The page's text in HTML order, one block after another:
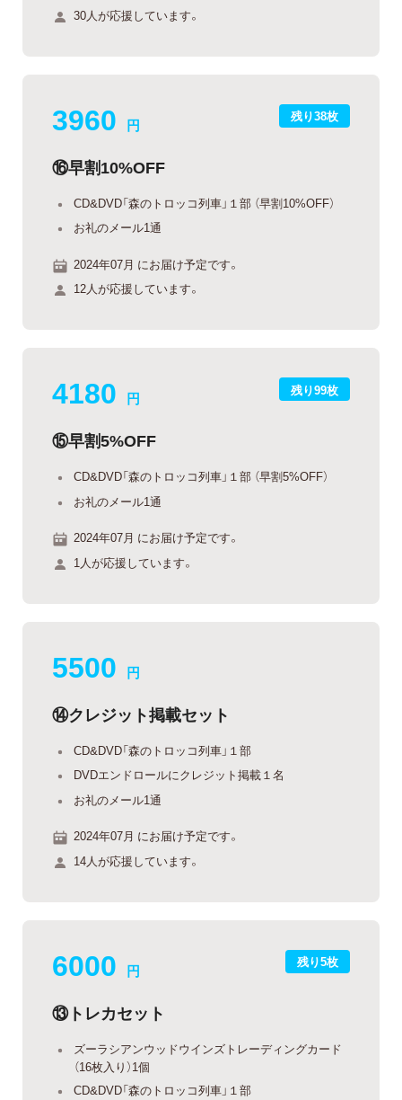
30人が応援しています。
残り38枚
3960 円
⑯早割10%OFF
CD&DVD「森のトロッコ列車」１部 （早割10%OFF）
お礼のメール1通
2024年07月 にお届け予定です。
12人が応援しています。
残り99枚
4180 円
⑮早割5%OFF
CD&DVD「森のトロッコ列車」１部 （早割5%OFF）
お礼のメール1通
2024年07月 にお届け予定です。
1人が応援しています。
5500 円
⑭クレジット掲載セット
CD&DVD「森のトロッコ列車」１部
DVDエンドロールにクレジット掲載１名
お礼のメール1通
2024年07月 にお届け予定です。
14人が応援しています。
残り5枚
6000 円
⑬トレカセット
ズーラシアンウッドウインズトレーディングカード
（16枚入り）1個
CD&DVD「森のトロッコ列車」１部